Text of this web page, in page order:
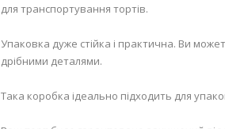
для транспортування тортів.
Упаковка дуже стійка і практична. Ви
дрібними деталями.
Така коробка ідеально підходить для